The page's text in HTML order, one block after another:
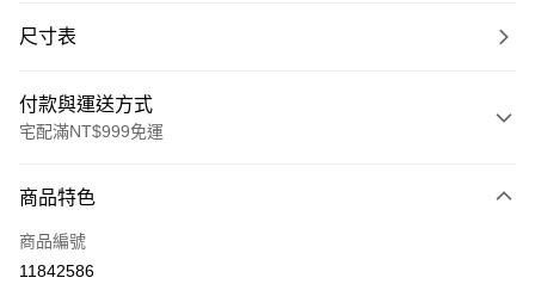
尺寸表
付款與運送方式
宅配滿NT$999免運
信用卡一次付款
LINE Pay
商品特色
商品編號
11842586